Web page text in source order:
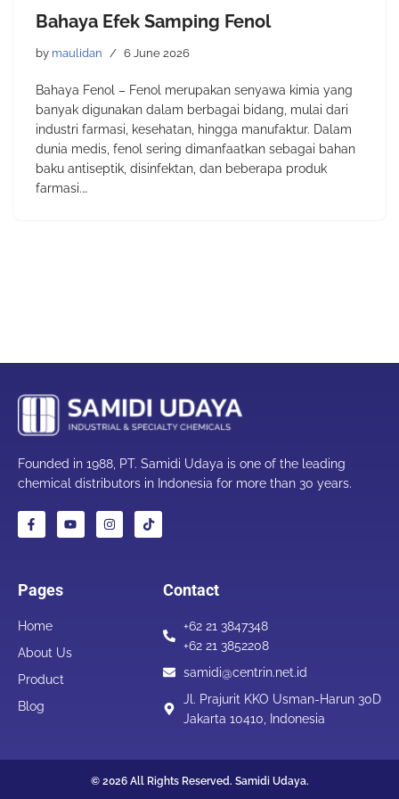
Bahaya Efek Samping Fenol
by maulidan 6 June 2026
Bahaya Fenol – Fenol merupakan senyawa kimia yang
banyak digunakan dalam berbagai bidang, mulai dari
industri farmasi, kesehatan, hingga manufaktur. Dalam
dunia medis, fenol sering dimanfaatkan sebagai bahan
baku antiseptik, disinfektan, dan beberapa produk
farmasi.…
Founded in 1988, PT. Samidi Udaya is one of the leading
chemical distributors in Indonesia for more than 30 years.
Pages
Home
About Us
Product
Blog
Contact
+62 21 3847348
+62 21 3852208
samidi@centrin.net.id
Jl. Prajurit KKO Usman-Harun 30D
Jakarta 10410, Indonesia
© 2026 All Rights Reserved. Samidi Udaya.